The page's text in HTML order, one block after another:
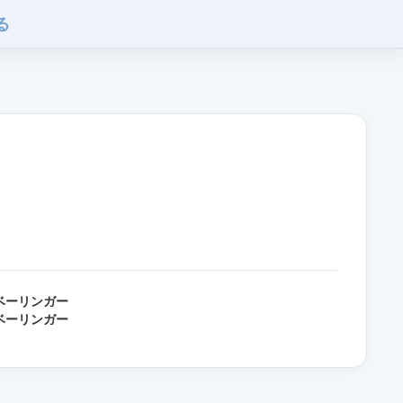
ーリンガー
ーリンガー